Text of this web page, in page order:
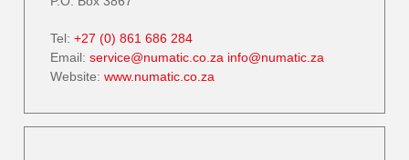
Tel: +27 (0) 861 686 284
Email: service@numatic.co.za info@numatic.za
Website: www.numatic.co.za